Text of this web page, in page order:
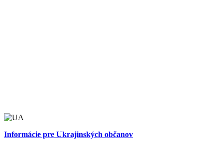
Informácie pre Ukrajinských občanov